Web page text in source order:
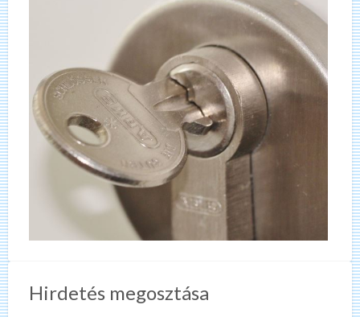
Hirdetés megosztása